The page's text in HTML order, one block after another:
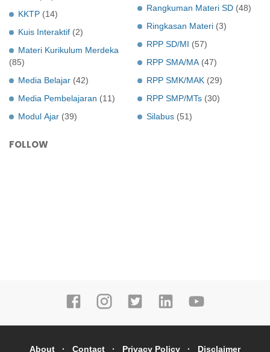
KKTP (14)
Kuis Interaktif (2)
Materi Kurikulum Merdeka
(85)
Media Belajar (42)
Media Pembelajaran (11)
Modul Ajar (39)
Rangkuman Materi SD (48)
Ringkasan Materi (3)
RPP SD/MI (57)
RPP SMA/MA (47)
RPP SMK/MAK (29)
RPP SMP/MTs (30)
Silabus (51)
FOLLOW
About Contact Privacy Policy Disclaimer